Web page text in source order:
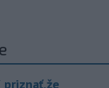
priznať,že